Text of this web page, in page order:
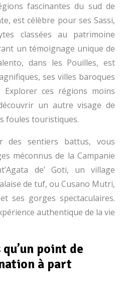
fascinantes du sud de
est célèbre pour ses Sassi,
classées au patrimoine
un témoignage unique de
dans les Pouilles, est
ses villes baroques
ces régions moins
un autre visage de
foules touristiques.
des sentiers battus, vous
méconnus de la Campanie
de’ Goti, un village
de tuf, ou Cusano Mutri,
ses gorges spectaculaires.
authentique de la vie
point de
à part